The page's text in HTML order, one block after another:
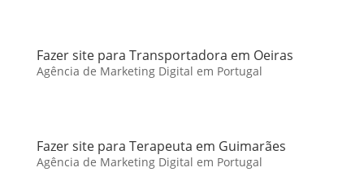
Fazer site para Transportadora em Oeiras
Agência de Marketing Digital em Portugal
Fazer site para Terapeuta em Guimarães
Agência de Marketing Digital em Portugal